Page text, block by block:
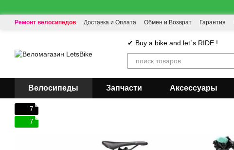
Ремонт велосипедов Доставка и Оплата Обмен и Возврат Гарантия
✔ Buy a bike and let`s RIDE !
Велосипеды Запчасти Аксессуары
7
7